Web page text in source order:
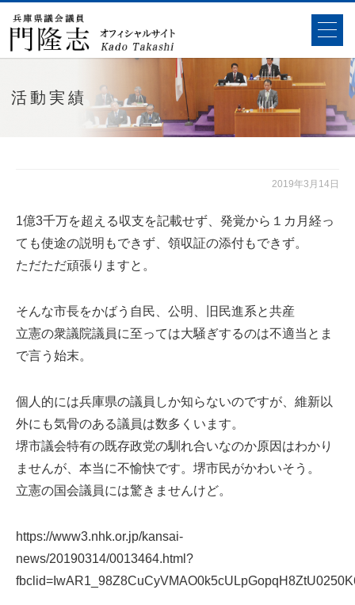
活動実績
2019年3月14日
1億3千万を超える収支を記載せず、発覚から１カ月経っ
ても使途の説明もできず、領収証の添付もできず。
ただただ頑張りますと。
そんな市長をかばう自民、公明、旧民進系と共産
立憲の衆議院議員に至っては大騒ぎするのは不適当とま
で言う始末。
個人的には兵庫県の議員しか知らないのですが、維新以
外にも気骨のある議員は数多くいます。
堺市議会特有の既存政党の馴れ合いなのか原因はわかり
ませんが、本当に不愉快です。堺市民がかわいそう。
立憲の国会議員には驚きませんけど。
https://www3.nhk.or.jp/kansai-
news/20190314/0013464.html?